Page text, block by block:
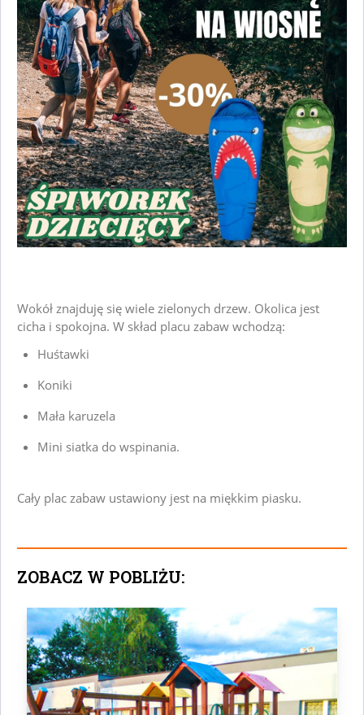
Wokół znajduję się wiele zielonych drzew. Okolica jest
cicha i spokojna. W skład placu zabaw wchodzą:
Huśtawki
Koniki
Mała karuzela
Mini siatka do wspinania.
Cały plac zabaw ustawiony jest na miękkim piasku.
ZOBACZ W POBLIŻU: